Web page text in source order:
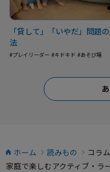
「貸して」「いやだ」問題
法
#プレイリーダー #キドキド #あそび場
ホーム 読みもの
コラ
家庭で楽しむアクティブ・ラ